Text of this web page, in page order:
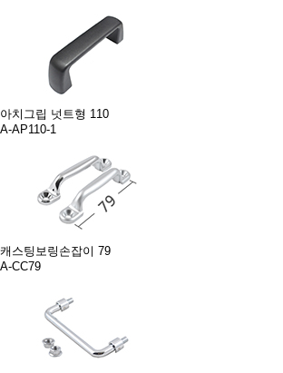
아치그립 넛트형 110
A-AP110-1
캐스팅보링손잡이 79
A-CC79